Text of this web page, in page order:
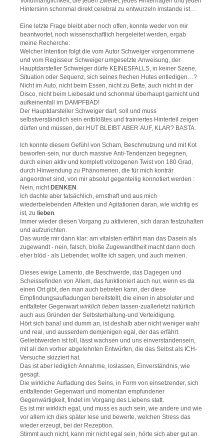
Hintersinn schonmal direkt cerebral zu entwurzeln imstande ist…
Eine letzte Frage bleibt aber noch offen, konnte weder von mir
beantwortet, noch wissenschaftlich hergeleitet werden, ergab
meine Recherche:
Welcher Intention folgt die vom Autor Schweiger vorgenommene
und vom Regisseur Schweiger umgesetzte Anweisung, der
Hauptdarsteller Schweiger dürfe KEINESFALLS, in keiner Szene,
Situation oder Sequenz, sich seines frechen Hutes entledigen…?
Nicht im Auto, nicht beim Essen, nicht zu Bette, auch nicht in der
Disco, nicht beim Liebesakt und schonmal überhaupt garnicht und
aufkeinenfall im DAMPFBAD!
Der Hauptdarsteller Schweiger darf, soll und muss
selbstverständlich sein entblößtes und trainiertes Hinterteil zeigen
dürfen und müssen, der HUT BLEIBT ABER AUF, KLAR? BASTA.
Ich konnte diesem Gefühl von Scham, Beschmutzung und mit Kot
beworfen-sein, nur durch massive Anti-Tendenzen begegnen,
durch einen aktiv und komplett vollzogenen Twist von 180 Grad,
durch Hinwendung zu Phänomenen, die für mich konträr
angeordnet sind, von mir absolut gegenteilig konnotiert werden :
Nein, nicht DENKEN
Ich dachte aber tatsächlich, ernsthaft und aus mich
wiederbelebenden Affekten und Agitationen daran, wie wichtig es
ist, zu lieben
Immer wieder diesen Vorgang zu aktivieren, sich daran festzuhalten
und aufzurichten.
Das wurde mir dann klar: am vitalsten erfährt man das Dasein als
zugewandt - nein, falsch, bloße Zugewandtheit macht dann doch
eher blöd - als Liebender, wollte ich sagen, und auch meinen.
Dieses ewige Lamento, die Beschwerde, das Dagegen und
Scheissefinden von Allem, das funktioniert auch nur, wenn es da
einen Ort gibt, den man auch betreten kann, der diese
Empfindungsaufladungen bereitstellt, die einen in absoluter und
entfalteter Gegenwart wirklich lieben lassen-zuallerletzt natürlich
auch aus Gründen der Selbsterhaltung-und Verteidigung.
Hört sich banal und dumm an, ist deshalb aber nicht weniger wahr
und real, und ausserdem demjenigen egal, der das erfährt.
Geliebtwerden ist toll, lässt wachsen und uns einverstandensein,
mit all den vorher abgelehnten Entwürfen, die das Selbst als ICH-
Versuche skizziert hat.
Das ist aber lediglich Annahme, loslassen, Einverständnis, wie
gesagt.
Die wirkliche Aufladung des Seins, in Form von einsetzender, sich
entfaltender Gegenwart und momentan empfundener
Gegenwärtigkeit, findet im Vorgang des Liebens statt.
Es ist mir wirklich egal, und muss es auch sein, wie andere und wie
vor allem ich dies später lese und bewerte, welchen Stress das
wieder erzeugt, bei der Rezeption.
Stimmt auch nicht, kann mir nicht egal sein, hörte sich aber gut an.